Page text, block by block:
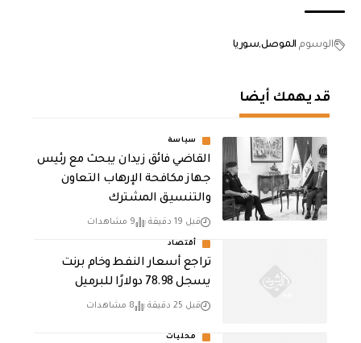
الوسوم الموصلسوريا
قد يهمك أيضا
سياسة
القاضي فائق زيدان يبحث مع رئيس
جهاز مكافحة الإرهاب التعاون
والتنسيق المشترك
قبل 19 دقيقة 9 مشاهدات
أقتصاد
تراجع أسعار النفط وخام برنت
يسجل 78.98 دولارًا للبرميل
قبل 25 دقيقة 8 مشاهدات
محليات